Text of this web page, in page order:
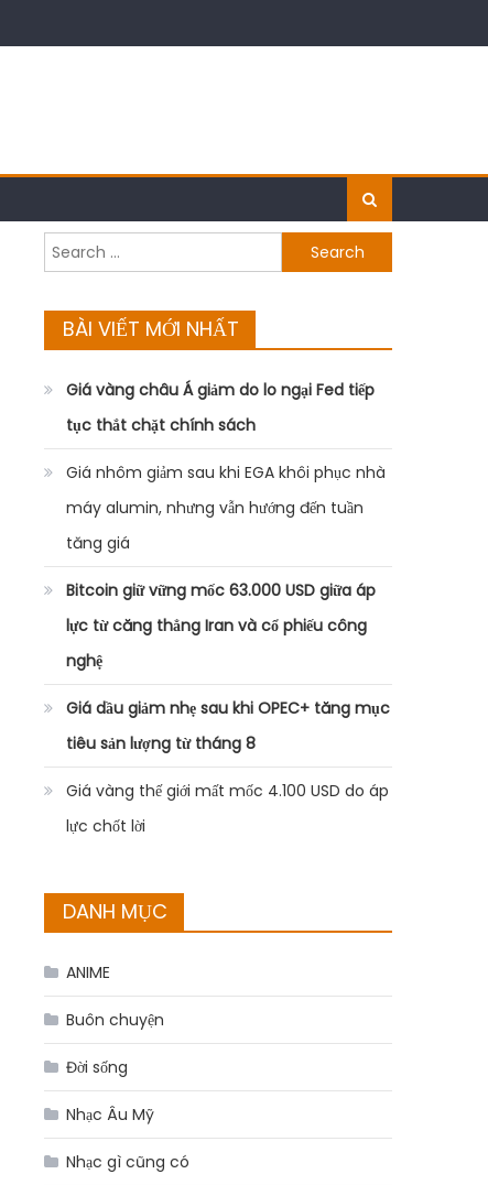
Search
for:
BÀI VIẾT MỚI NHẤT
Giá vàng châu Á giảm do lo ngại Fed tiếp
tục thắt chặt chính sách
Giá nhôm giảm sau khi EGA khôi phục nhà
máy alumin, nhưng vẫn hướng đến tuần
tăng giá
Bitcoin giữ vững mốc 63.000 USD giữa áp
lực từ căng thẳng Iran và cổ phiếu công
nghệ
Giá dầu giảm nhẹ sau khi OPEC+ tăng mục
tiêu sản lượng từ tháng 8
Giá vàng thế giới mất mốc 4.100 USD do áp
lực chốt lời
DANH MỤC
ANIME
Buôn chuyện
Đời sống
Nhạc Âu Mỹ
Nhạc gì cũng có